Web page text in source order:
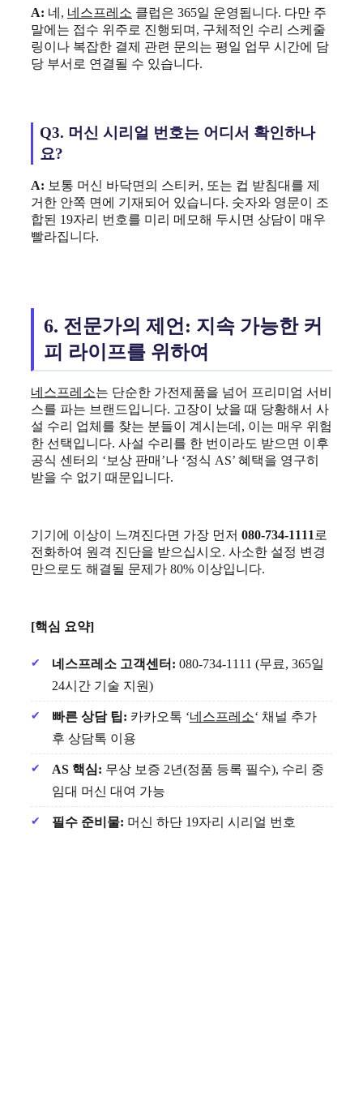
A: 네, 네스프레소 클럽은 365일 운영됩니다. 다만 주
말에는 접수 위주로 진행되며, 구체적인 수리 스케줄
링이나 복잡한 결제 관련 문의는 평일 업무 시간에 담
당 부서로 연결될 수 있습니다.
Q3. 머신 시리얼 번호는 어디서 확인하나
요?
A: 보통 머신 바닥면의 스티커, 또는 컵 받침대를 제
거한 안쪽 면에 기재되어 있습니다. 숫자와 영문이 조
합된 19자리 번호를 미리 메모해 두시면 상담이 매우
빨라집니다.
6. 전문가의 제언: 지속 가능한 커
피 라이프를 위하여
네스프레소는 단순한 가전제품을 넘어 프리미엄 서비
스를 파는 브랜드입니다. 고장이 났을 때 당황해서 사
설 수리 업체를 찾는 분들이 계시는데, 이는 매우 위험
한 선택입니다. 사설 수리를 한 번이라도 받으면 이후
공식 센터의 ‘보상 판매’나 ‘정식 AS’ 혜택을 영구히
받을 수 없기 때문입니다.
기기에 이상이 느껴진다면 가장 먼저 080-734-1111 로
전화하여 원격 진단을 받으십시오. 사소한 설정 변경
만으로도 해결될 문제가 80% 이상입니다.
[핵심 요약]
네스프레소 고객센터 : 080-734-1111 (무료, 365일
24시간 기술 지원)
빠른 상담 팁: 카카오톡 ‘네스프레소‘ 채널 추가
후 상담톡 이용
AS 핵심: 무상 보증 2년(정품 등록 필수), 수리 중
임대 머신 대여 가능
필수 준비물: 머신 하단 19자리 시리얼 번호